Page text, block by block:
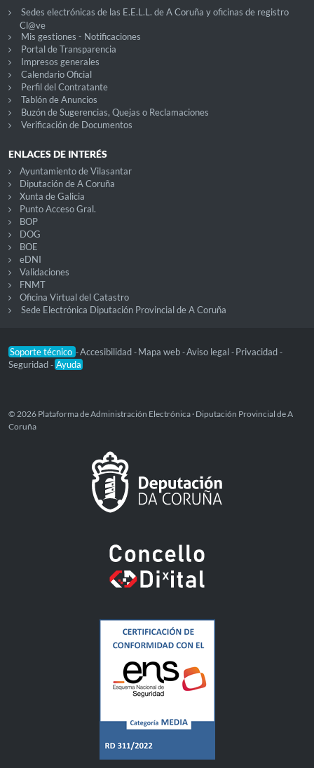
Sedes electrónicas de las E.E.L.L. de A Coruña y oficinas de registro
Cl@ve
Mis gestiones - Notificaciones
Portal de Transparencia
Impresos generales
Calendario Oficial
Perfil del Contratante
Tablón de Anuncios
Buzón de Sugerencias, Quejas o Reclamaciones
Verificación de Documentos
ENLACES DE INTERÉS
Ayuntamiento de Vilasantar
Diputación de A Coruña
Xunta de Galicia
Punto Acceso Gral.
BOP
DOG
BOE
eDNI
Validaciones
FNMT
Oficina Virtual del Catastro
Sede Electrónica Diputación Provincial de A Coruña
Soporte técnico -Accesibilidad - Mapa web -Aviso legal - Privacidad -
Seguridad - Ayuda
© 2026 Plataforma de Administración Electrónica · Diputación Provincial de A
Coruña